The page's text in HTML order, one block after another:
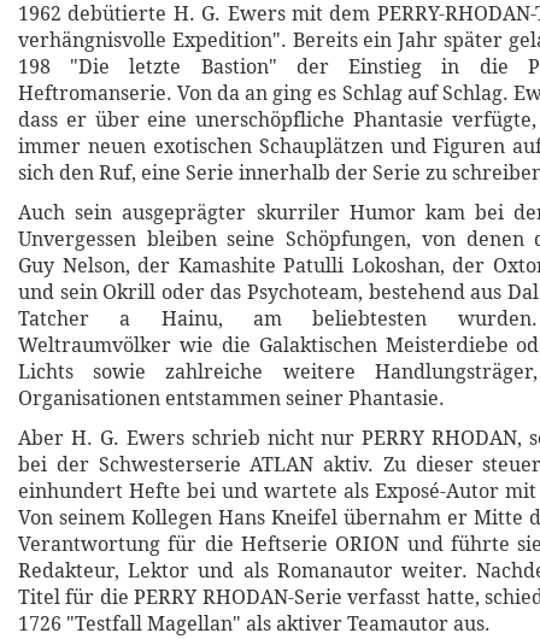
1962 debütierte H. G. Ewers mit dem PERRY-
verhängnisvolle Expedition". Bereits ein Jahr später
198 "Die letzte Bastion" der Einstieg in die
Heftromanserie. Von da an ging es Schlag auf Schlag.
dass er über eine unerschöpfliche Phantasie
immer neuen exotischen Schauplätzen und Figuren
sich den Ruf, eine Serie innerhalb der Serie zu
Auch sein ausgeprägter skurriler Humor kam bei
Unvergessen bleiben seine Schöpfungen, von denen
Guy Nelson, der Kamashite Patulli Lokoshan, der
und sein Okrill oder das Psychoteam, bestehend aus
Tatcher a Hainu, am beliebtesten wurden.
Weltraumvölker wie die Galaktischen Meisterdiebe
Lichts sowie zahlreiche weitere
Organisationen entstammen seiner Phantasie.
Aber H. G. Ewers schrieb nicht nur PERRY RHODAN,
bei der Schwesterserie ATLAN aktiv. Zu dieser
einhundert Hefte bei und wartete als Exposé-Autor
Von seinem Kollegen Hans Kneifel übernahm er Mitte
Verantwortung für die Heftserie ORION und führte sie
Redakteur, Lektor und als Romanautor weiter.
Titel für die PERRY RHODAN-Serie verfasst hatte,
1726 "Testfall Magellan" als aktiver Teamautor aus.